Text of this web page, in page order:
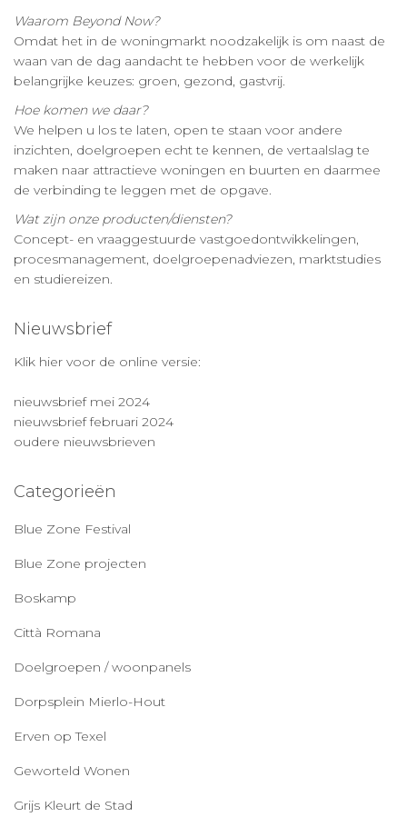
Waarom Beyond Now?
Omdat het in de woningmarkt noodzakelijk is om naast de
waan van de dag aandacht te hebben voor de werkelijk
belangrijke keuzes: groen, gezond, gastvrij.
Hoe komen we daar?
We helpen u los te laten, open te staan voor andere
inzichten, doelgroepen echt te kennen, de vertaalslag te
maken naar attractieve woningen en buurten en daarmee
de verbinding te leggen met de opgave.
Wat zijn onze producten/diensten?
Concept- en vraaggestuurde vastgoedontwikkelingen,
procesmanagement, doelgroepenadviezen, marktstudies
en studiereizen.
Nieuwsbrief
Klik hier voor de online versie:
nieuwsbrief mei 2024
nieuwsbrief februari 2024
oudere nieuwsbrieven
Categorieën
Blue Zone Festival
Blue Zone projecten
Boskamp
Città Romana
Doelgroepen / woonpanels
Dorpsplein Mierlo-Hout
Erven op Texel
Geworteld Wonen
Grijs Kleurt de Stad